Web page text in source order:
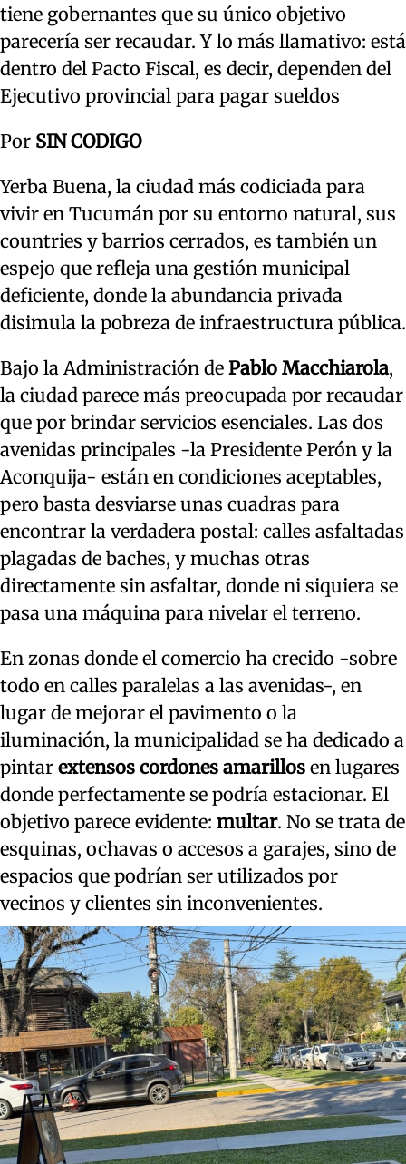
tiene gobernantes que su único objetivo
parecería ser recaudar. Y lo más llamativo: está
dentro del Pacto Fiscal, es decir, dependen del
Ejecutivo provincial para pagar sueldos
Por SIN CODIGO
Yerba Buena, la ciudad más codiciada para
vivir en Tucumán por su entorno natural, sus
countries y barrios cerrados, es también un
espejo que refleja una gestión municipal
deficiente, donde la abundancia privada
disimula la pobreza de infraestructura pública.
Bajo la Administración de Pablo Macchiarola,
la ciudad parece más preocupada por recaudar
que por brindar servicios esenciales. Las dos
avenidas principales -la Presidente Perón y la
Aconquija- están en condiciones aceptables,
pero basta desviarse unas cuadras para
encontrar la verdadera postal: calles asfaltadas
plagadas de baches, y muchas otras
directamente sin asfaltar, donde ni siquiera se
pasa una máquina para nivelar el terreno.
En zonas donde el comercio ha crecido -sobre
todo en calles paralelas a las avenidas-, en
lugar de mejorar el pavimento o la
iluminación, la municipalidad se ha dedicado a
pintar extensos cordones amarillos en lugares
donde perfectamente se podría estacionar. El
objetivo parece evidente: multar. No se trata de
esquinas, ochavas o accesos a garajes, sino de
espacios que podrían ser utilizados por
vecinos y clientes sin inconvenientes.